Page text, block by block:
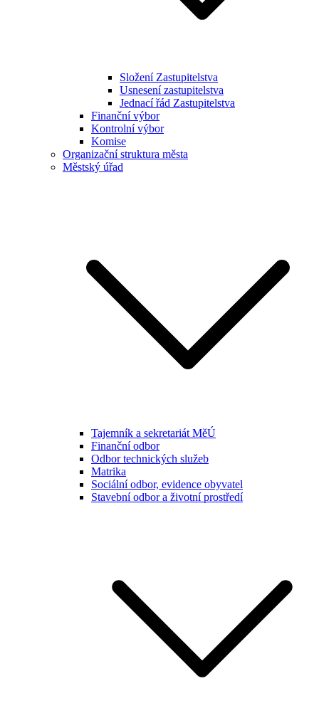
Složení Zastupitelstva
Usnesení zastupitelstva
Jednací řád Zastupitelstva
Finanční výbor
Kontrolní výbor
Komise
Organizační struktura města
Městský úřad
Tajemník a sekretariát MěÚ
Finanční odbor
Odbor technických služeb
Matrika
Sociální odbor, evidence obyvatel
Stavební odbor a životní prostředí